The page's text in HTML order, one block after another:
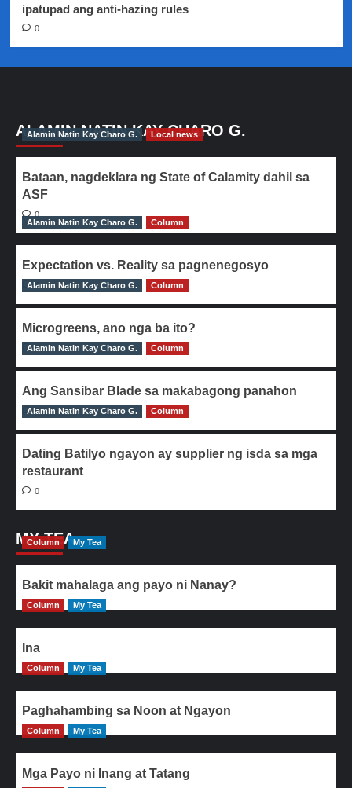
ipatupad ang anti-hazing rules
0
ALAMIN NATIN KAY CHARO G.
Alamin Natin Kay Charo G. Local news
Bataan, nagdeklara ng State of Calamity dahil sa
ASF
0
Alamin Natin Kay Charo G.
Column
Expectation vs. Reality sa pagnenegosyo
0
Alamin Natin Kay Charo G. Column
Microgreens, ano nga ba ito?
0
Alamin Natin Kay Charo G. Column
Ang Sansibar Blade sa makabagong panahon
0
Alamin Natin Kay Charo G. Column
Dating Batilyo ngayon ay supplier ng isda sa mga
restaurant
0
MY TEA
Column My Tea
Bakit mahalaga ang payo ni Nanay?
Column My Tea
Ina
Column My Tea
Paghahambing sa Noon at Ngayon
Column My Tea
Mga Payo ni Inang at Tatang